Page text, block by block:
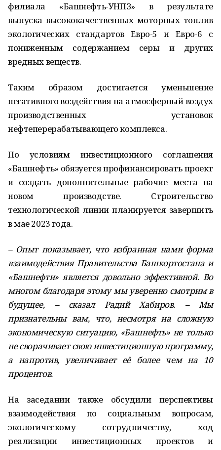
филиала «Башнефть-УНПЗ» в результате
выпуска высококачественных моторных топлив
экологических стандартов Евро-5 и Евро-6 с
пониженным содержанием серы и других
вредных веществ.
Таким образом достигается уменьшение
негативного воздействия на атмосферный воздух
производственных установок
нефтеперерабатывающего комплекса.
По условиям инвестиционного соглашения
«Башнефть» обязуется профинансировать проект
и создать дополнительные рабочие места на
новом производстве. Строительство
технологической линии планируется завершить
в мае 2023 года.
– Опыт показывает, что избранная нами форма
взаимодействия Правительства Башкортостана и
«Башнефти» является довольно эффективной. Во
многом благодаря этому мы уверенно смотрим в
будущее, – сказал Радий Хабиров. – Мы
признательны вам, что, несмотря на сложную
экономическую ситуацию, «Башнефть» не только
не сворачивает свою инвестиционную программу,
а напротив, увеличивает её более чем на 10
процентов.
На заседании также обсудили перспективы
взаимодействия по социальным вопросам,
экологическому сотрудничеству, ход
реализации инвестиционных проектов и